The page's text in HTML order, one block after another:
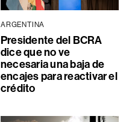
ARGENTINA
Presidente del BCRA
dice que no ve
necesaria una baja de
encajes para reactivar el
crédito